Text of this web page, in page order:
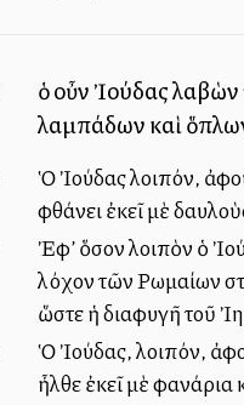
ὁ οὖν Ἰούδας λαβὼν
λαμπάδων καὶ
Ὁ Ἰούδας λοιπόν,
φθάνει ἐκεῖ μὲ
Ἐφ’ ὅσον λοιπὸν ὁ
λόχον τῶν Ρωμαίων
ὥστε ἡ διαφυγῆ τοῦ
Ὁ Ἰούδας, λοιπόν,
ἦλθε ἐκεῖ μὲ